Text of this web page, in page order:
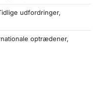
udfordringer,
optrædener,